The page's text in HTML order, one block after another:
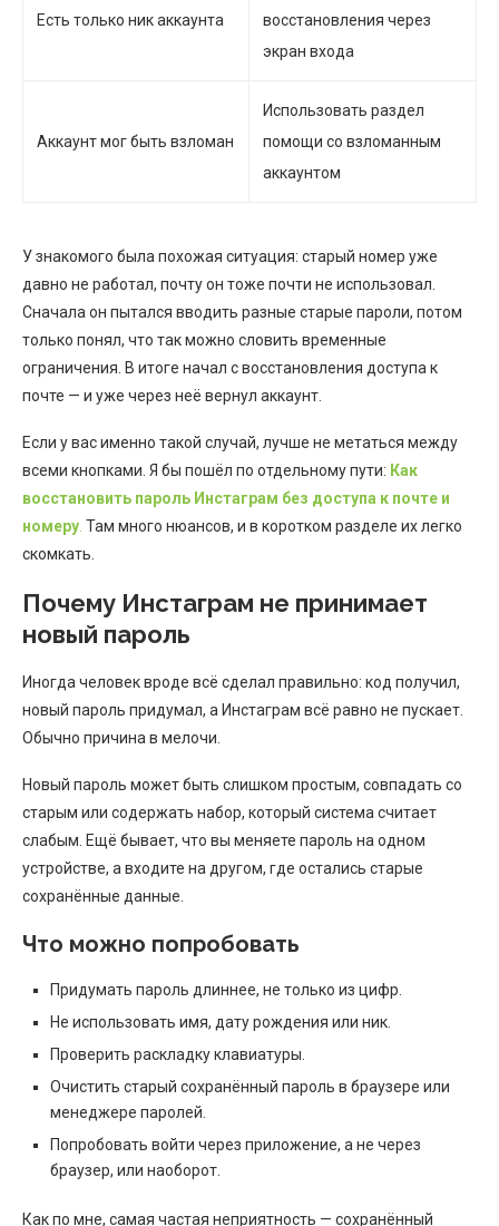
Есть только ник аккаунта
восстановления через
экран входа
Аккаунт мог быть взломан
Использовать раздел
помощи со взломанным
аккаунтом
У знакомого была похожая ситуация: старый номер уже
давно не работал, почту он тоже почти не использовал.
Сначала он пытался вводить разные старые пароли, потом
только понял, что так можно словить временные
ограничения. В итоге начал с восстановления доступа к
почте — и уже через неё вернул аккаунт.
Если у вас именно такой случай, лучше не метаться между
всеми кнопками. Я бы пошёл по отдельному пути: Как
восстановить пароль Инстаграм без доступа к почте и
номеру. Там много нюансов, и в коротком разделе их легко
скомкать.
Почему Инстаграм не принимает
новый пароль
Иногда человек вроде всё сделал правильно: код получил,
новый пароль придумал, а Инстаграм всё равно не пускает.
Обычно причина в мелочи.
Новый пароль может быть слишком простым, совпадать со
старым или содержать набор, который система считает
слабым. Ещё бывает, что вы меняете пароль на одном
устройстве, а входите на другом, где остались старые
сохранённые данные.
Что можно попробовать
Придумать пароль длиннее, не только из цифр.
Не использовать имя, дату рождения или ник.
Проверить раскладку клавиатуры.
Очистить старый сохранённый пароль в браузере или
менеджере паролей.
Попробовать войти через приложение, а не через
браузер, или наоборот.
Как по мне, самая частая неприятность — сохранённый